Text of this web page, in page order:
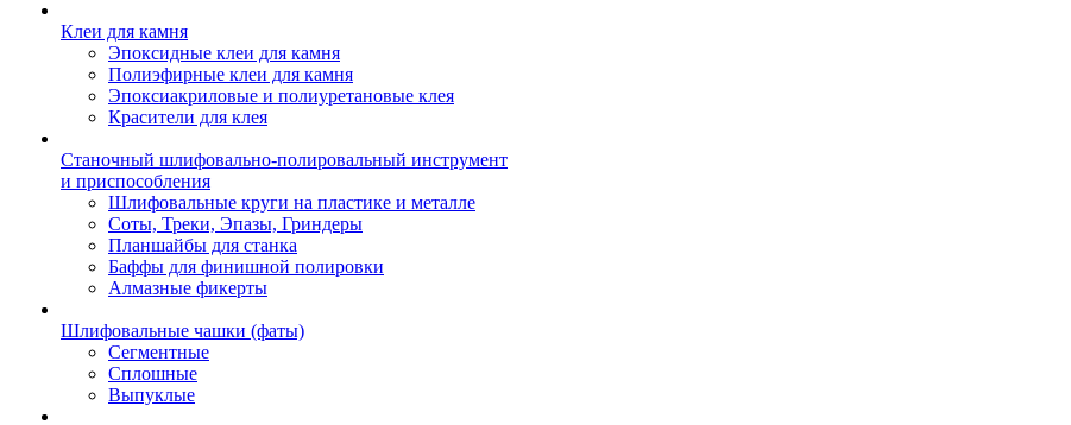
Клеи для камня
Эпоксидные клеи для камня
Полиэфирные клеи для камня
Эпоксиакриловые и полиуретановые клея
Красители для клея
Станочный шлифовально-полировальный инструмент
и приспособления
Шлифовальные круги на пластике и металле
Соты, Треки, Эпазы, Гриндеры
Планшайбы для станка
Баффы для финишной полировки
Алмазные фикерты
Шлифовальные чашки (фаты)
Сегментные
Сплошные
Выпуклые